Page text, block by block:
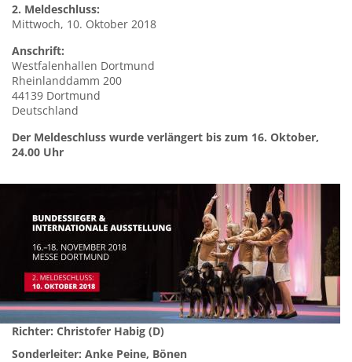
2. Meldeschluss:
Mittwoch, 10. Oktober 2018
Anschrift:
Westfalenhallen Dortmund
Rheinlanddamm 200
44139 Dortmund
Deutschland
Der Meldeschluss wurde verlängert bis zum 16. Oktober,
24.00 Uhr
Richter: Christofer Habig (D)
Sonderleiter: Anke Peine, Bönen